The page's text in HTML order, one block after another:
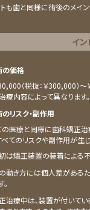
も歯と同様に術後のメイン
イ
の価格
（税抜：￥300,000）
療内容によって異なります。
リスク・副作用
医療と同様に歯科矯正治
てのリスクや副作用が生
初は矯正装置の装着による
の動き方には個人差がある
。
治療中は、装置が付いて